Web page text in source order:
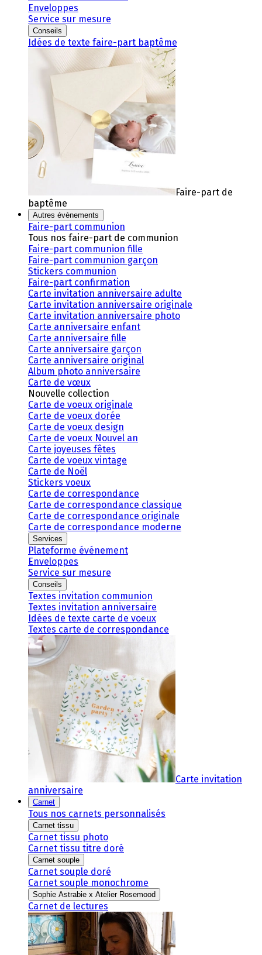
Enveloppes
Service sur mesure
Conseils
Idées de texte faire-part baptême
Faire-part de
baptême
Autres évènements
Faire-part communion
Tous nos faire-part de communion
Faire-part communion fille
Faire-part communion garçon
Stickers communion
Faire-part confirmation
Carte invitation anniversaire adulte
Carte invitation anniversaire originale
Carte invitation anniversaire photo
Carte anniversaire enfant
Carte anniversaire fille
Carte anniversaire garçon
Carte anniversaire original
Album photo anniversaire
Carte de vœux
Nouvelle collection
Carte de voeux originale
Carte de voeux dorée
Carte de voeux design
Carte de voeux Nouvel an
Carte joyeuses fêtes
Carte de voeux vintage
Carte de Noël
Stickers voeux
Carte de correspondance
Carte de correspondance classique
Carte de correspondance originale
Carte de correspondance moderne
Services
Plateforme événement
Enveloppes
Service sur mesure
Conseils
Textes invitation communion
Textes invitation anniversaire
Idées de texte carte de voeux
Textes carte de correspondance
Carte invitation
anniversaire
Carnet
Tous nos carnets personnalisés
Carnet tissu
Carnet tissu photo
Carnet tissu titre doré
Carnet souple
Carnet souple doré
Carnet souple monochrome
Sophie Astrabie x Atelier Rosemood
Carnet de lectures